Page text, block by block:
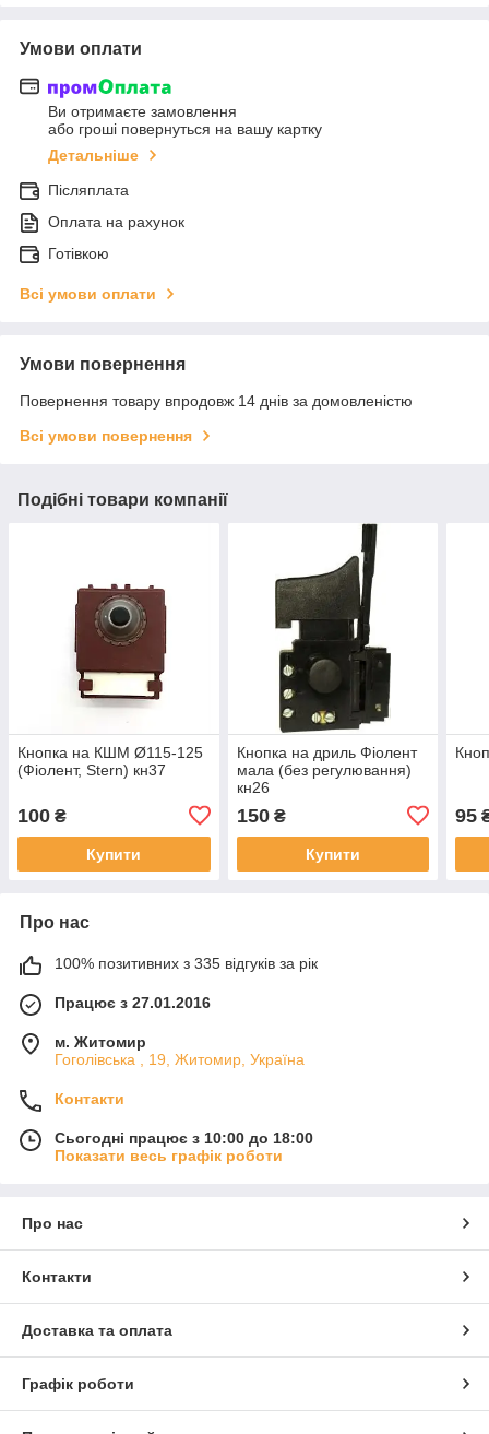
Умови оплати
Ви отримаєте замовлення
або гроші повернуться на вашу картку
Детальніше
Післяплата
Оплата на рахунок
Готівкою
Всі умови оплати
Умови повернення
Повернення товару впродовж 14 днів за домовленістю
Всі умови повернення
Подібні товари компанії
Кнопка на КШМ Ø115-125
(Фіолент, Stern) кн37
100 ₴
Купити
Кнопка на дриль Фіолент
мала (без регулювання)
кн26
150₴
Купити
95
Про нас
100% позитивних з 335 відгуків за рік
Працює з 27.01.2016
м. Житомир
Гоголівська , 19, Житомир, Україна
Контакти
Сьогодні працює з 10:00 до 18:00
Показати весь графік роботи
Про нас
Контакти
Доставка та оплата
Графік роботи